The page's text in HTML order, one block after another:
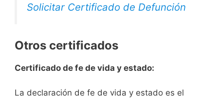
Solicitar Certificado de Defunción
Otros certificados
Certificado de fe de vida y estado:
La declaración de fe de vida y estado es el